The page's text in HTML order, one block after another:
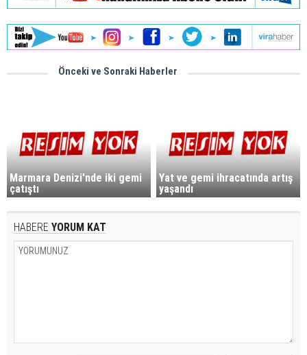
Önceki ve Sonraki Haberler
Marmara Denizi'nde iki gemi
çatıştı
Yat ve gemi ihracatında artış
yaşandı
HABERE YORUM KAT